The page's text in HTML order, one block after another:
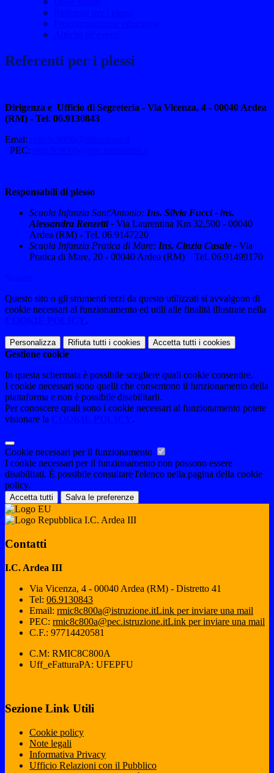
Referenti per i plessi
Dirigenza e Ufficio di Segreteria - Via Vicenza, 4 - 00040 Ardea
(RM) - Tel. 06.9130843
Emai:
PEC:
Responsabili di plesso
Scuola Infanzia Sant'Antonio: Ins. Silvia Fucci - ins.
Alessandra Renzetti - Via Laurentina Km 32,500 - 00040
Ardea (RM) - Tel. 06.9147220
Scuola Infanzia Pratica di Mare: Ins. Cinzia Casale - Via
Pratica di Mare, 20 - 00040 Ardea (RM) Tel. 06.91499170
Questo sito o gli strumenti terzi da questo utilizzati si avvalgono di
cookie necessari al funzionamento ed utili alle finalità illustrate nella
.
Personalizza Rifiuta tutti i cookies Accetta tutti i cookies
Gestione cookie
In questa schermata è possibile scegliere quali cookie consentire.
I cookie necessari sono quelli che consentono il funzionamento della
piattaforma e non è possibile disabilitarli.
Per conoscere quali sono i cookie necessari al funzionamento potete
visionare la
.
Cookie necessari per il funzionamento
I cookie necessari per il funzionamento non possono essere
disabilitati. È possibile consultare l'elenco nella pagina della cookie
policy.
Accetta tutti Salva le preferenze
I.C. Ardea III
Contatti
I.C. Ardea III
Via Vicenza, 4 - 00040 Ardea (RM) - Distretto 41
Tel: 06.9130843
Email: rmic8c800a@istruzione.itLink per inviare una mail
PEC: rmic8c800a@pec.istruzione.itLink per inviare una mail
C.F.: 97714420581
C.M: RMIC8C800A
Uff_eFatturaPA: UFEPFU
Sezione Link Utili
Cookie policy
Note legali
Informativa Privacy
Ufficio Relazioni con il Pubblico